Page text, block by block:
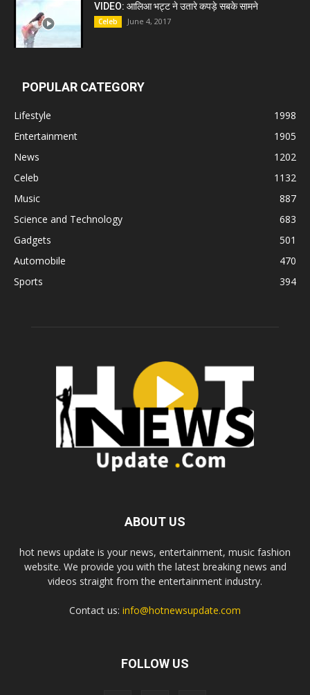
VIDEO: आलिआ भट्ट ने उतारे कपड़े सबके सामने
Celeb June 4, 2017
POPULAR CATEGORY
Lifestyle
1998
Entertainment
1905
News
1202
Celeb
1132
Music
887
Science and Technology
683
Gadgets
501
Automobile
470
Sports
394
ABOUT US
hot news update is your news, entertainment, music fashion
website. We provide you with the latest breaking news and
videos straight from the entertainment industry.
Contact us: info@hotnewsupdate.com
FOLLOW US